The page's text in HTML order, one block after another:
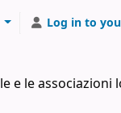
Log in to
e le